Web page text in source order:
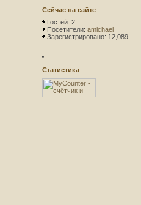
Сейчас на сайте
Гостей: 2
Посетители: amichael
Зарегистрировано: 12,089
Статистика